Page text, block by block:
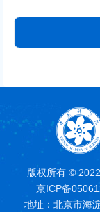
版权所有 ©
京ICP备
地址：北京市海